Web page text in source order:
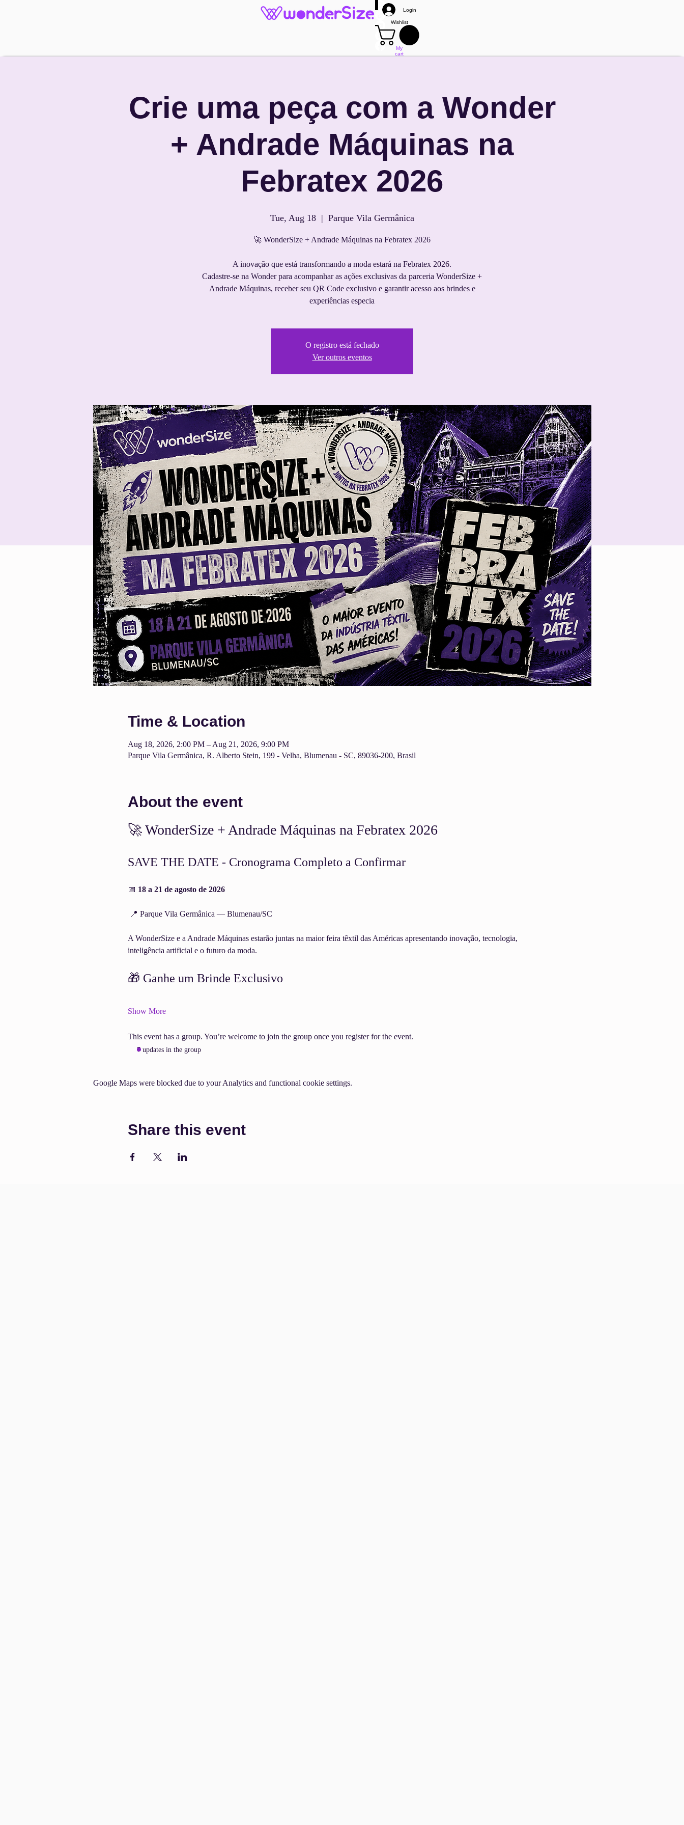
Login
Wishlist
My
cart
Crie uma peça com a Wonder
+ Andrade Máquinas na
Febratex 2026
Tue, Aug 18
  |
Parque Vila Germânica
🚀 WonderSize + Andrade Máquinas na Febratex 2026
A inovação que está transformando a moda estará na Febratex 2026.
Cadastre-se na Wonder para acompanhar as ações exclusivas da parceria WonderSize +
Andrade Máquinas, receber seu QR Code exclusivo e garantir acesso aos brindes e
experiências especia
O registro está fechado
Ver outros eventos
Time & Location
Aug 18, 2026, 2:00 PM – Aug 21, 2026, 9:00 PM
Parque Vila Germânica, R. Alberto Stein, 199 - Velha, Blumenau - SC, 89036-200, Brasil
About the event
🚀 WonderSize + Andrade Máquinas na Febratex 2026
SAVE THE DATE - Cronograma Completo a Confirmar
📅 18 a 21 de agosto de 2026
📍 Parque Vila Germânica — Blumenau/SC
A WonderSize e a Andrade Máquinas estarão juntas na maior feira têxtil das Américas apresentando inovação, tecnologia,
inteligência artificial e o futuro da moda.
🎁 Ganhe um Brinde Exclusivo
Show More
This event has a group. You’re welcome to join the group once you register for the event.
7 updates in the group
Google Maps were blocked due to your Analytics and functional cookie settings.
Share this event